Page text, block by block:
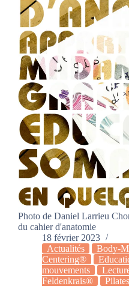
Photo de Daniel Larrieu
du cahier d'anatomie
18 février 2023
Actualités
Body-
Centering®
mouvements
Feldenkrais®
Pilates